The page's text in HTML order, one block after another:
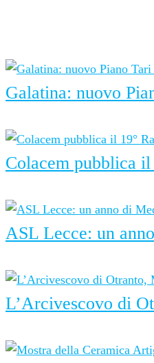
Galatina: nuovo
Colacem pubblica
ASL Lecce: un
L’Arcivescovo di